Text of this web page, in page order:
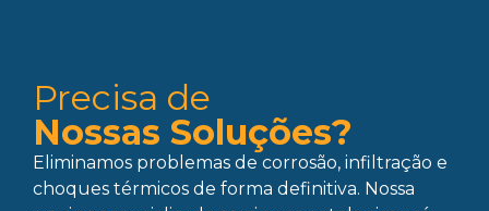
Precisa de
Nossas Soluções?
Eliminamos problemas de corrosão, infiltração e
choques térmicos de forma definitiva. Nossa